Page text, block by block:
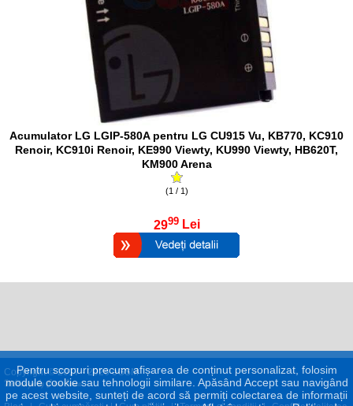
Acumulator LG LGIP-580A pentru LG CU915 Vu, KB770, KC910
Renoir, KC910i Renoir, KE990 Viewty, KU990 Viewty, HB620T,
KM900 Arena
(1 / 1)
2999 Lei
Copyright © 2017 - 2026 eGSM
Pentru scopuri precum afișarea de conținut personalizat, folosim
module cookie sau tehnologii similare. Apăsând Accept sau navigând
pe acest website, sunteți de acord să permiți colectarea de informații